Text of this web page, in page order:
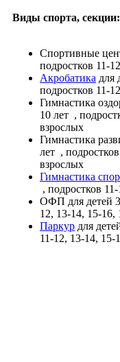
Виды спорта, секции:
Спортивные
подростков 11-
Акробатика для
подростков 11-
Гимнастика
10 лет ,
взрослых
Гимнастика
лет ,
взрослых
Гимнастика
, подростков
ОФП для детей
12, 13-14, 15-16,
Паркур для
11-12, 13-14, 15-